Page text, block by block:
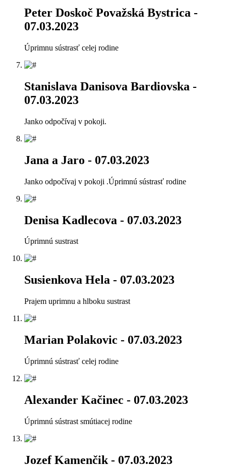
Peter Doskoč Považská Bystrica -
07.03.2023
Úprimnu sústrasť celej rodine
Stanislava Danisova Bardiovska -
07.03.2023
Janko odpočívaj v pokoji.
Jana a Jaro - 07.03.2023
Janko odpočívaj v pokoji .Úprimnú sústrasť rodine
Denisa Kadlecova - 07.03.2023
Úprimnú sustrast
Susienkova Hela - 07.03.2023
Prajem uprimnu a hlboku sustrast
Marian Polakovic - 07.03.2023
Úprimnú sústrasť celej rodine
Alexander Kačinec - 07.03.2023
Úprimnú sústrast smútiacej rodine
Jozef Kamenčik - 07.03.2023